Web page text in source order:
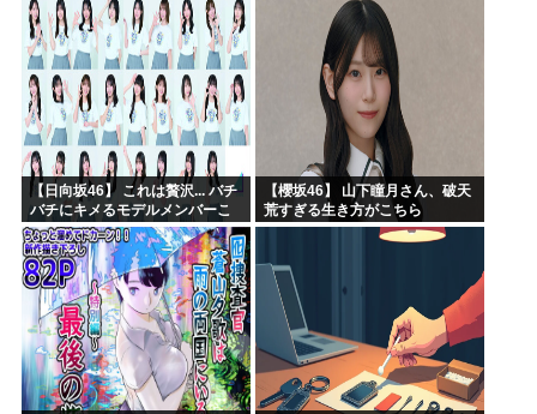
【日向坂46】 これは贅沢... バチ
バチにキメるモデルメンバーこ
ちら
【櫻坂46】 山下瞳月さん、破天
荒すぎる生き方がこちら